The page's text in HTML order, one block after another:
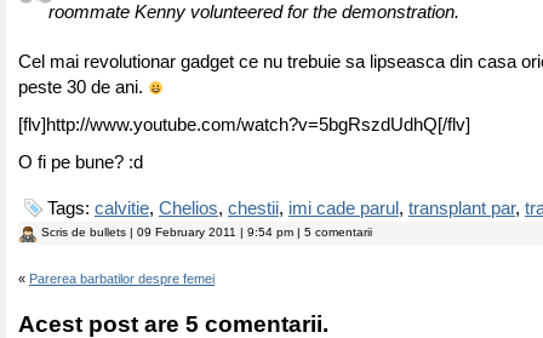
roommate Kenny volunteered for the demonstration.
Cel mai revolutionar gadget ce nu trebuie sa lipseasca din casa
peste 30 de ani.
[flv]http://www.youtube.com/watch?v=5bgRszdUdhQ[/flv]
O fi pe bune? :d
Tags: calvitie, Chelios, chestii, imi cade parul , transplant par,
Scris de bullets | 09 February 2011 | 9:54 pm | 5 comentarii
« Parerea barbatilor despre femei
Acest post are 5 comentarii.